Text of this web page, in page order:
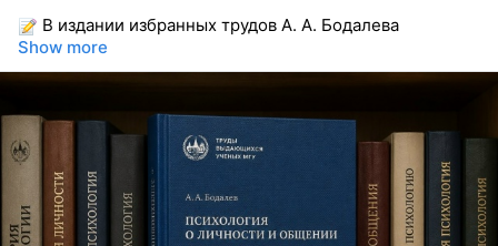
В издании избранных трудов А. А. Бодалева
Show more